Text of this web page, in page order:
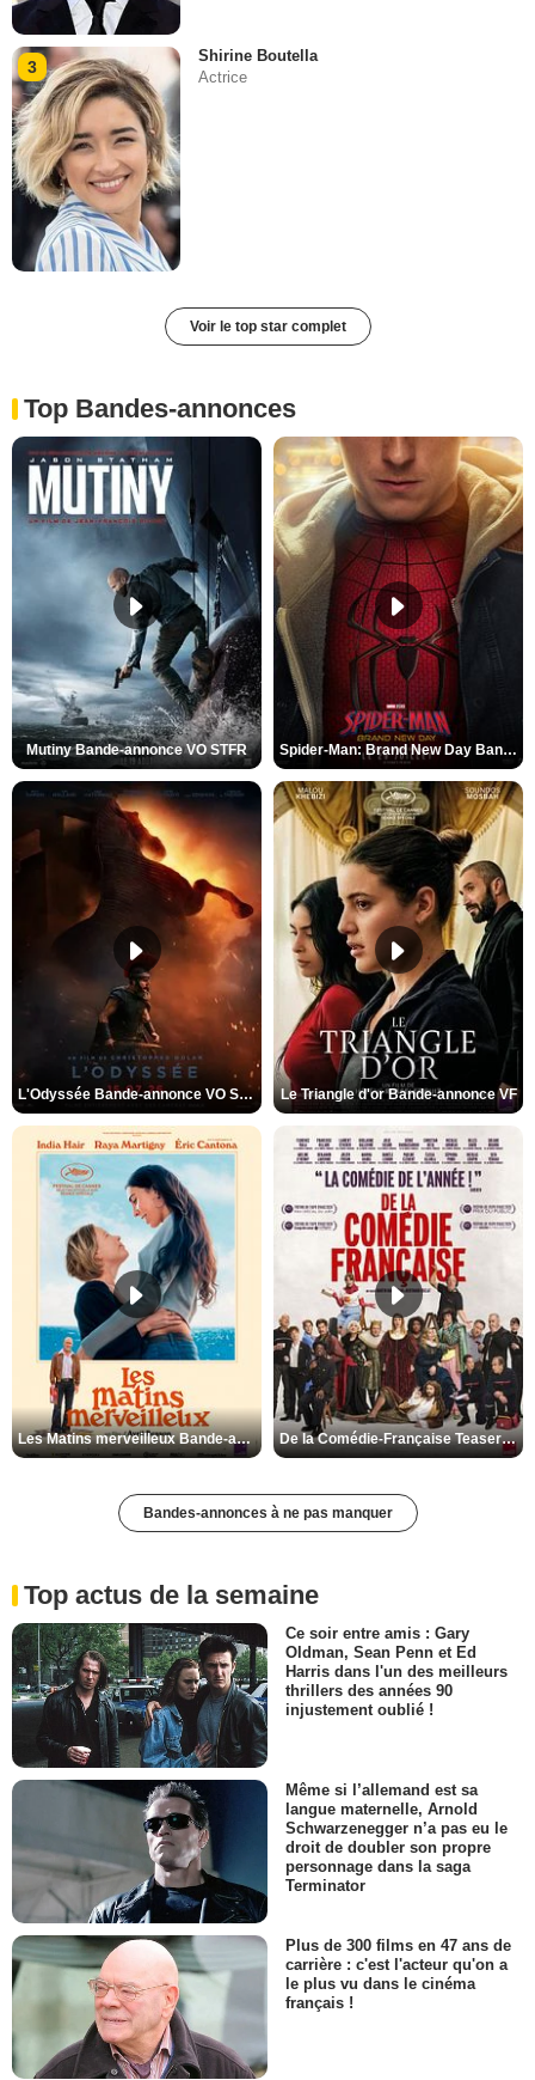
3
Shirine Boutella
Actrice
Voir le top star complet
Top Bandes-annonces
Mutiny Bande-annonce VO STFR Spider-Man: Brand New Day Bande-annonce VO STFR
L'Odyssée Bande-annonce VO STFR Le Triangle d'or Bande-annonce VF
Les Matins merveilleux Bande-annonce VF De la Comédie-Française Teaser VF
Bandes-annonces à ne pas manquer
Top actus de la semaine
Ce soir entre amis : Gary
Oldman, Sean Penn et Ed
Harris dans l'un des meilleurs
thrillers des années 90
injustement oublié !
Même si l’allemand est sa
langue maternelle, Arnold
Schwarzenegger n’a pas eu le
droit de doubler son propre
personnage dans la saga
Terminator
Plus de 300 films en 47 ans de
carrière : c'est l'acteur qu'on a
le plus vu dans le cinéma
français !